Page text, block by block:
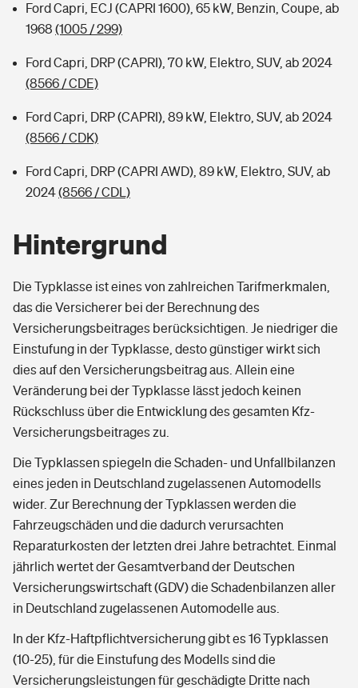
Ford Capri, ECJ (CAPRI 1600), 65 kW, Benzin, Coupe, ab
1968 (1005 / 299)
Ford Capri, DRP (CAPRI), 70 kW, Elektro, SUV, ab 2024
(8566 / CDE)
Ford Capri, DRP (CAPRI), 89 kW, Elektro, SUV, ab 2024
(8566 / CDK)
Ford Capri, DRP (CAPRI AWD), 89 kW, Elektro, SUV, ab
2024(8566 / CDL)
Hintergrund
Die Typklasse ist eines von zahlreichen Tarifmerkmalen,
das die Versicherer bei der Berechnung des
Versicherungsbeitrages berücksichtigen. Je niedriger die
Einstufung in der Typklasse, desto günstiger wirkt sich
dies auf den Versicherungsbeitrag aus. Allein eine
Veränderung bei der Typklasse lässt jedoch keinen
Rückschluss über die Entwicklung des gesamten Kfz-
Versicherungsbeitrages zu.
Die Typklassen spiegeln die Schaden- und Unfallbilanzen
eines jeden in Deutschland zugelassenen Automodells
wider. Zur Berechnung der Typklassen werden die
Fahrzeugschäden und die dadurch verursachten
Reparaturkosten der letzten drei Jahre betrachtet. Einmal
jährlich wertet der Gesamtverband der Deutschen
Versicherungswirtschaft (GDV) die Schadenbilanzen aller
in Deutschland zugelassenen Automodelle aus.
In der Kfz-Haftpflichtversicherung gibt es 16 Typklassen
(10-25), für die Einstufung des Modells sind die
Versicherungsleistungen für geschädigte Dritte nach